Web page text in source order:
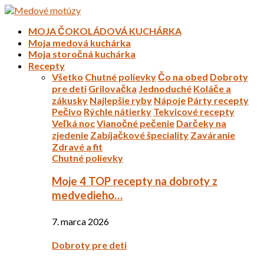
MOJA ČOKOLÁDOVÁ KUCHÁRKA
Moja medová kuchárka
Moja storočná kuchárka
Recepty
Všetko Chutné polievkyČo na obed Dobroty
pre deti Grilovačka Jednoduché Koláče a
zákusky Najlepšie ryby Nápoje Párty recepty
Pečivo Rýchle nátierky Tekvicové recepty
Veľká nocVianočné pečenie Darčeky na
zjedenie Zabíjačkové špeciality Zaváranie
Zdravé a fit
Chutné polievky
Moje 4 TOP recepty na dobroty z
medvedieho…
7. marca 2026
Dobroty pre deti